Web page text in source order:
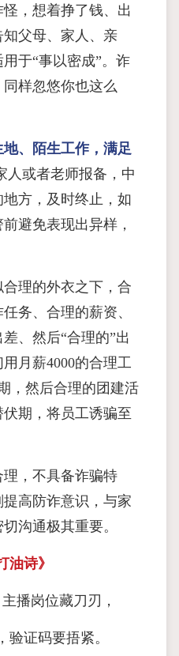
，想着挣了钱、出
父母、家人、亲
于“事以密成”。诈
样忽悠你也这么
、陌生工作，满足
人或者老师报备，中
方，及时终止，如
避免表现出异样，
理的外衣之下，合
务、合理的薪资、
、然后“合理的”出
月薪4000的合理工
，然后合理的团建活
期，将员工诱骗至
，不具备诈骗特
高防诈意识，与家
沟通极其重要。
油诗》
播岗位藏刀刃，
验证码要捂紧。